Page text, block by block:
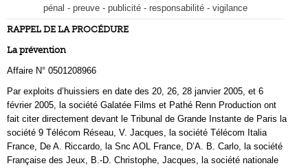
pénal - preuve - publicité - responsabilité - vigilance
RAPPEL DE LA PROCÉDURE
La prévention
Affaire N° 0501208966
Par exploits d’huissiers en date des 20, 26, 28 janvier 2005, et 6
février 2005, la société Galatée Films et Pathé Renn Production ont
fait citer directement devant le Tribunal de Grande Instante de Paris la
société 9 Télécom Réseau, V. Jacques, la société Télécom Italia
France, De A. Riccardo, la Snc AOL France, D’A. B. Carlo, la société
Française des Jeux, B.-D. Christophe, Jacques, la société nationale